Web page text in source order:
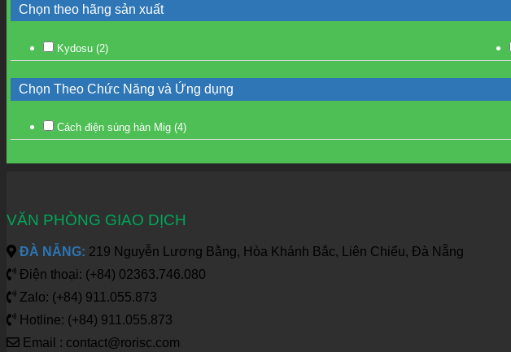
Chọn theo hãng sản xuất
Kydosu (2)
Chọn Theo Chức Năng và Ứng dụng
Cách điện súng hàn Mig (4)
VĂN PHÒNG GIAO DỊCH
ĐÀ NẴNG: 219 Nguyễn Lương Bằng, Hòa Khánh Bắc, Liên Chiểu, Đà Nẵng
Điện thoại: (+84) 02363.746.080
Zalo: (+84) 911.055.873
Hotline: (+84) 911.055.873
Email : contact@rorisc.com